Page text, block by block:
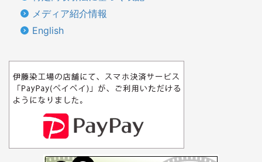
メディア紹介情報
English